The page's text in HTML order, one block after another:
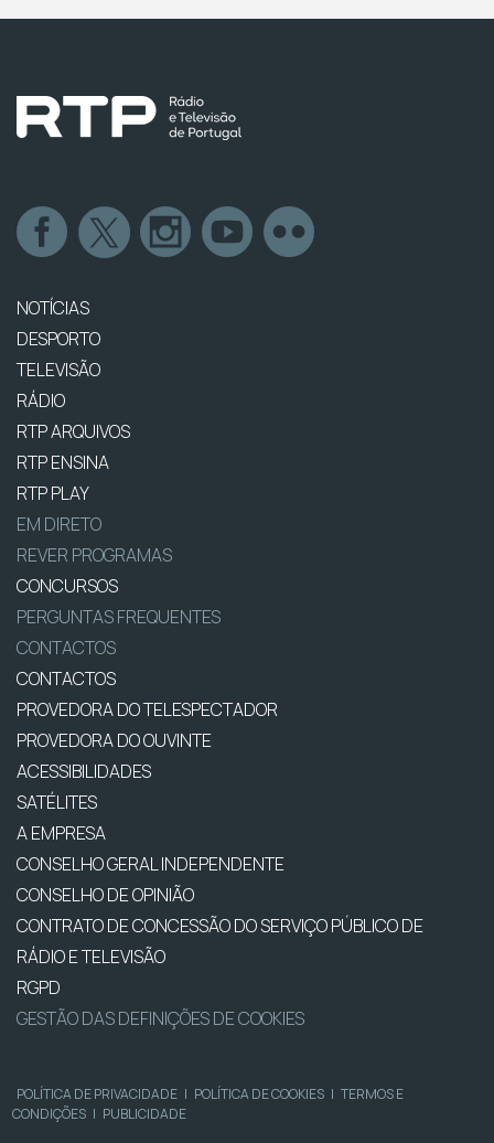
NOTÍCIAS
DESPORTO
TELEVISÃO
RÁDIO
RTP ARQUIVOS
RTP ENSINA
RTP PLAY
EM DIRETO
REVER PROGRAMAS
CONCURSOS
PERGUNTAS FREQUENTES
CONTACTOS
CONTACTOS
PROVEDORA DO TELESPECTADOR
PROVEDORA DO OUVINTE
ACESSIBILIDADES
SATÉLITES
A EMPRESA
CONSELHO GERAL INDEPENDENTE
CONSELHO DE OPINIÃO
CONTRATO DE CONCESSÃO DO SERVIÇO PÚBLICO DE
RÁDIO E TELEVISÃO
RGPD
GESTÃO DAS DEFINIÇÕES DE COOKIES
POLÍTICA DE PRIVACIDADE | POLÍTICA DE COOKIES | TERMOS E
CONDIÇÕES | PUBLICIDADE